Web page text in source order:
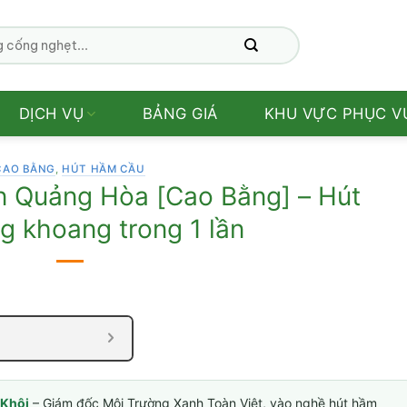
DỊCH VỤ BẢNG GIÁ KHU VỰC PHỤC
BẰNG , HÚT HẦM CẦU
Quảng Hòa [Cao Bằng] – Hút
khoang trong 1 lần
– Giám đốc Môi Trường Xanh Toàn Việt, vào nghề hút hầm